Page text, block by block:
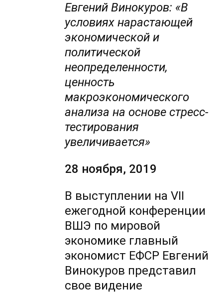
Евгений Винокуров: «В
условиях нарастающей
экономической и
политической
неопределенности,
ценность
макроэкономического
анализа на основе стресс-
тестирования
увеличивается»
28 ноября, 2019
В выступлении на VII
ежегодной конференции
ВШЭ по мировой
экономике главный
экономист ЕФСР Евгений
Винокуров представил
свое видение